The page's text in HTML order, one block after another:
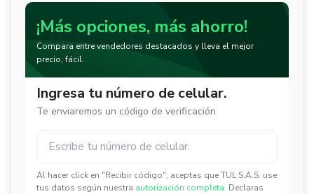
¡Más opciones, más ahorro!
Compara entre vendedores destacados y lleva el mejor
precio, fácil.
Ingresa tu número de celular.
Te enviaremos un código de verificación
Al hacer click en "Recibir código", aceptas que TUL S.A.S. use
tus datos según nuestra autorización completa. Declaras
✕
✕